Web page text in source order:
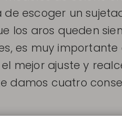
escoger un
los aros queden
es muy
mejor ajuste y
damos cuatro